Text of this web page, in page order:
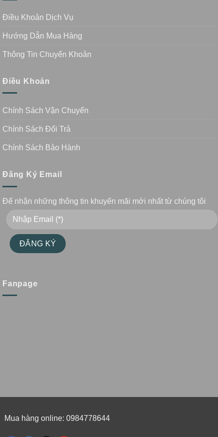
Điều Khoản Dịch Vụ
Hướng Dẫn Mua Hàng
Thông Tin Chuyển Khoản
Điều Khoản
Chính Sách Vận Chuyển
Chính Sách Đổi Trả
Chính Sách Bảo Hành
Đăng Ký Email
Để nhận những thông tin khuyến mãi mới nhất từ chúng tôi
Fanpage
Mua hàng online: 0984778644